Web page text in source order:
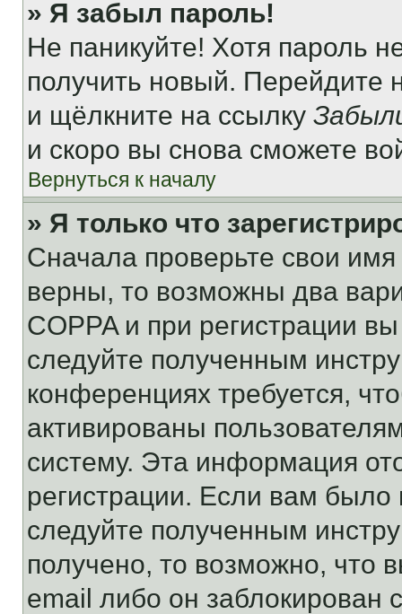
» Я забыл пароль!
Не паникуйте! Хотя пароль
получить новый. Перейдите
и щёлкните на ссылку
и скоро вы снова сможете
Вернуться к началу
» Я только что
Сначала проверьте свои
верны, то возможны два
COPPA и при регистрации
следуйте полученным
конференциях требуется,
активированы
систему. Эта информация
регистрации. Если вам
следуйте полученным
получено, то возможно, что
email либо он